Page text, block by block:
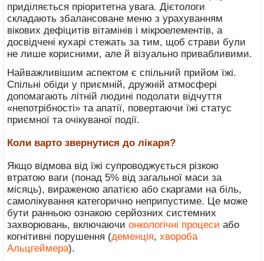
приділяється пріоритетна увага. Дієтологи
складають збалансоване меню з урахуванням
вікових дефіцитів вітамінів і мікроелементів, а
досвідчені кухарі стежать за тим, щоб страви були
не лише корисними, але й візуально привабливими.
Найважливішим аспектом є спільний прийом їжі.
Спільні обіди у приємній, дружній атмосфері
допомагають літній людині подолати відчуття
«непотрібності» та апатії, повертаючи їжі статус
приємної та очікуваної події.
Коли варто звернутися до лікаря?
Якщо відмова від їжі супроводжується різкою
втратою ваги (понад 5% від загальної маси за
місяць), вираженою апатією або скаргами на біль,
самолікування категорично неприпустиме. Це може
бути ранньою ознакою серйозних системних
захворювань, включаючионкологічні процеси або
когнітивні порушення (деменція,хвороба
Альцгеймера).